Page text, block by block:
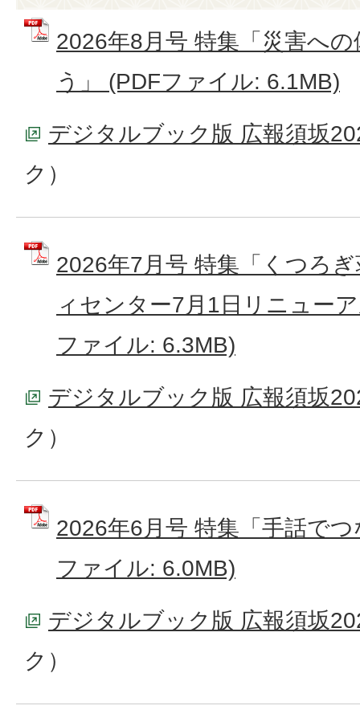
2026年8月号 特集「災害へ
う」 (PDFファイル: 6.1MB)
デジタルブック版 広報須坂
ク）
2026年7月号 特集「くつろ
ィセンター7月1日リニュー
ファイル: 6.3MB)
デジタルブック版 広報須坂
ク）
2026年6月号 特集「手話で
ファイル: 6.0MB)
デジタルブック版 広報須坂
ク）